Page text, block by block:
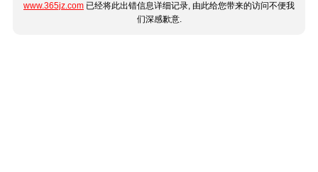
www.365jz.com 已经将此出错信息详细记录, 由此给您带来的访问不便我
们深感歉意.